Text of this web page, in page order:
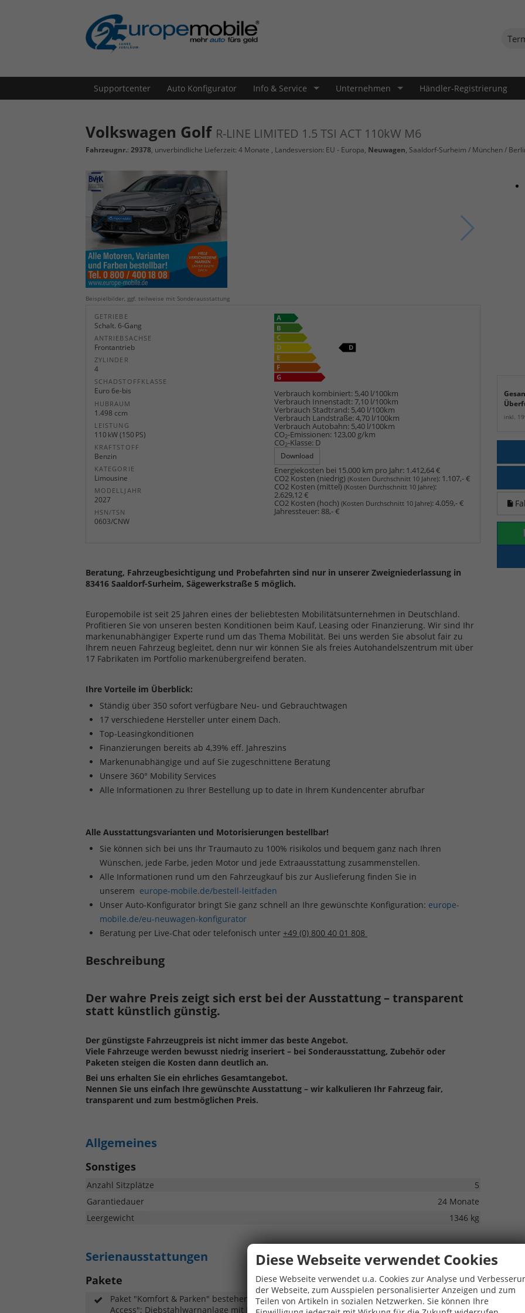
Supportcenter Auto Konfigurator Info & Service Unternehmen Händler-Registrierung
Volkswagen Golf R-LINE LIMITED 1.5 TSI ACT 110kW M6
Fahrzeugnr.: 29378, unverbindliche Lieferzeit: 4 Monate , Landesversion: EU - Europa, Neuwagen, Saaldorf-Surheim / München /
inkl.
Beispielbilder, ggf. teilweise mit Sonderausstattung
GETRIEBE
Schalt. 6-Gang
ANTRIEBSACHSE
Frontantrieb
ZYLINDER
4
SCHADSTOFFKLASSE
Euro 6e-bis
HUBRAUM
1.498 ccm
LEISTUNG
110 kW (150 PS)
KRAFTSTOFF
Benzin
KATEGORIE
Limousine
MODELLJAHR
2027
HSN/TSN
0603/CNW
Verbrauch kombiniert: 5,40 l/100km
Verbrauch Innenstadt:7,10 l/100km
Verbrauch Stadtrand: 5,40 l/100km
Verbrauch Landstraße:4,70 l/100km
Verbrauch Autobahn: 5,40 l/100km
CO2-Emissionen: 123,00 g/km
CO2-Klasse: D
Download
Energiekosten bei 15.000 km pro Jahr: 1.412,64 €
CO2 Kosten (niedrig)(Kosten Durchschnitt 10 Jahre): 1.107,- €
CO2 Kosten (mittel)(Kosten Durchschnitt 10 Jahre):
2.629,12 €
CO2 Kosten (hoch)(Kosten Durchschnitt 10 Jahre):4.059,- €
Jahressteuer: 88,- €
Beratung, Fahrzeugbesichtigung und Probefahrten sind nur in unserer Zweigniederlassung in
83416 Saaldorf-Surheim, Sägewerkstraße 5 möglich.
Europemobile ist seit 25 Jahren eines der beliebtesten Mobilitätsunternehmen in Deutschland.
Profitieren Sie von unseren besten Konditionen beim Kauf, Leasing oder Finanzierung. Wir sind Ihr
markenunabhängiger Experte rund um das Thema Mobilität. Bei uns werden Sie absolut fair zu
Ihrem neuen Fahrzeug begleitet, denn nur wir können Sie als freies Autohandelszentrum mit über
17 Fabrikaten im Portfolio markenübergreifend beraten.
Ihre Vorteile im Überblick:
Ständig über 350 sofort verfügbare Neu- und Gebrauchtwagen
17 verschiedene Hersteller unter einem Dach.
Top-Leasingkonditionen
Finanzierungen bereits ab 4,39% eff. Jahreszins
Markenunabhängige und auf Sie zugeschnittene Beratung
Unsere 360° Mobility Services
Alle Informationen zu Ihrer Bestellung up to date in Ihrem Kundencenter abrufbar
Alle Ausstattungsvarianten und Motorisierungen bestellbar!
Sie können sich bei uns Ihr Traumauto zu 100% risikolos und bequem ganz nach Ihren
Wünschen, jede Farbe, jeden Motor und jede Extraausstattung zusammenstellen.
Alle Informationen rund um den Fahrzeugkauf bis zur Auslieferung finden Sie in
unserem europe-mobile.de/bestell-leitfaden
Unser Auto-Konfigurator bringt Sie ganz schnell an Ihre gewünschte Konfiguration: europe-
mobile.de/eu-neuwagen-konfigurator
Beratung per Live-Chat oder telefonisch unter +49 (0) 800 40 01 808
Beschreibung
Der wahre Preis zeigt sich erst bei der Ausstattung – transparent
statt künstlich günstig.
Der günstigste Fahrzeugpreis ist nicht immer das beste Angebot.
Viele Fahrzeuge werden bewusst niedrig inseriert – bei Sonderausstattung, Zubehör oder
Paketen steigen die Kosten dann deutlich an.
Bei uns erhalten Sie ein ehrliches Gesamtangebot.
Nennen Sie uns einfach Ihre gewünschte Ausstattung – wir kalkulieren Ihr Fahrzeug fair,
transparent und zum bestmöglichen Preis.
Allgemeines
Sonstiges
Anzahl Sitzplätze
5
Garantiedauer
24 Monate
Leergewicht
1346 kg
Serienausstattungen
Pakete
Paket "Komfort & Parken" bestehend aus: Schlüsselloses Schließ- und Startsystem "Keyless
Access"; Diebstahlwarnanlage mit Innenraumüberwachung, Back-up-Horn und
Diese Webseite verwendet Cookies
Diese Webseite verwendet u.a. Cookies zur Analyse und
der Webseite, zum Ausspielen personalisierter Anzeigen und zum
Teilen von Artikeln in sozialen Netzwerken. Sie können Ihre